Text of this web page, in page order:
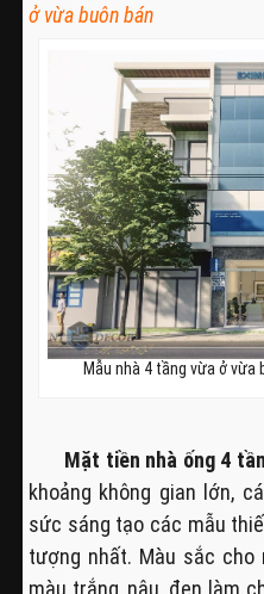
ở vừa buôn bán
Mẫu nhà 4 tầng vừa ở vừa
Mặt tiền nhà ống 4
khoảng không gian lớn,
sức sáng tạo các mẫu
tượng nhất. Màu sắc
màu trắng, nâu, đen làm